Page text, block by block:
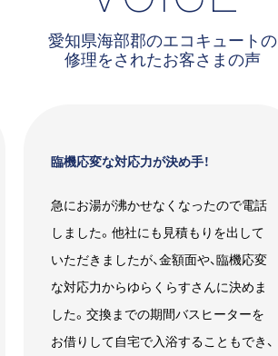
愛知県海部郡のエコキュートの
修理をされたお客さまの声
臨機応変な対応力が決め手！
急にお湯が沸かせなくなったので電話
しました。他社にも見積もりを出して
いただきましたが、金額面や、臨機応変
な対応力からゆらくらすさんに決めま
した。交換までの期間バスヒーターを
お借りして自宅で入浴することもでき、